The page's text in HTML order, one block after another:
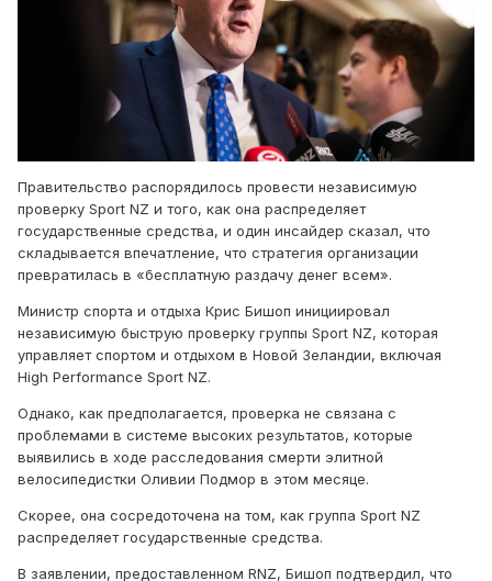
Правительство распорядилось провести независимую
проверку Sport NZ и того, как она распределяет
государственные средства, и один инсайдер сказал, что
складывается впечатление, что стратегия организации
превратилась в «бесплатную раздачу денег всем».
Министр спорта и отдыха Крис Бишоп инициировал
независимую быструю проверку группы Sport NZ, которая
управляет спортом и отдыхом в Новой Зеландии, включая
High Performance Sport NZ.
Однако, как предполагается, проверка не связана с
проблемами в системе высоких результатов, которые
выявились в ходе расследования смерти элитной
велосипедистки Оливии Подмор в этом месяце.
Скорее, она сосредоточена на том, как группа Sport NZ
распределяет государственные средства.
В заявлении, предоставленном RNZ, Бишоп подтвердил, что